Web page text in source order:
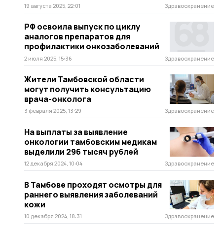
19 августа 2025, 22:01 Здравоохранение
РФ освоила выпуск по циклу
аналогов препаратов для
профилактики онкозаболеваний
2 июля 2025, 15:36 Здравоохранение
Жители Тамбовской области
могут получить консультацию
врача-онколога
3 февраля 2025, 13:29 Здравоохранение
На выплаты за выявление
онкологии тамбовским медикам
выделили 296 тысяч рублей
12 декабря 2024, 10:04 Здравоохранение
В Тамбове проходят осмотры для
раннего выявления заболеваний
кожи
10 декабря 2024, 18:31 Здравоохранение